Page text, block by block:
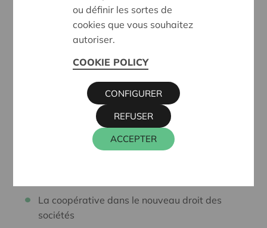
citoyennes et de consommateurs, ou
coopératives avec plusieurs parties
prenantes
Les différences avec les autres modèles
Qui peut entreprendre sur un mode
Les coopératives agréées par le Conseil
National de la Coopération (CNC)
La coopérative dans le nouveau droit des
sociétés
ou définir les sortes de
cookies que vous souhaitez
autoriser.
COOKIE POLICY
ACCEPTER
REFUSER
CONFIGURER